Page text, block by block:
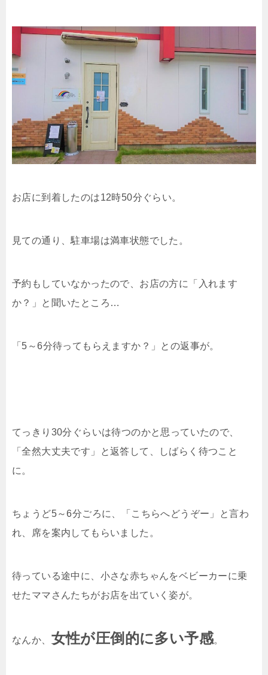
お店に到着したのは12時50分ぐらい。
見ての通り、駐車場は満車状態でした。
予約もしていなかったので、お店の方に「入れます
か？」と聞いたところ…
「5～6分待ってもらえますか？」との返事が。
てっきり30分ぐらいは待つのかと思っていたので、
「全然大丈夫です」と返答して、しばらく待つこと
に。
ちょうど5～6分ごろに、「こちらへどうぞー」と言わ
れ、席を案内してもらいました。
待っている途中に、小さな赤ちゃんをベビーカーに乗
せたママさんたちがお店を出ていく姿が。
なんか、 女性が圧倒的に多い予感。